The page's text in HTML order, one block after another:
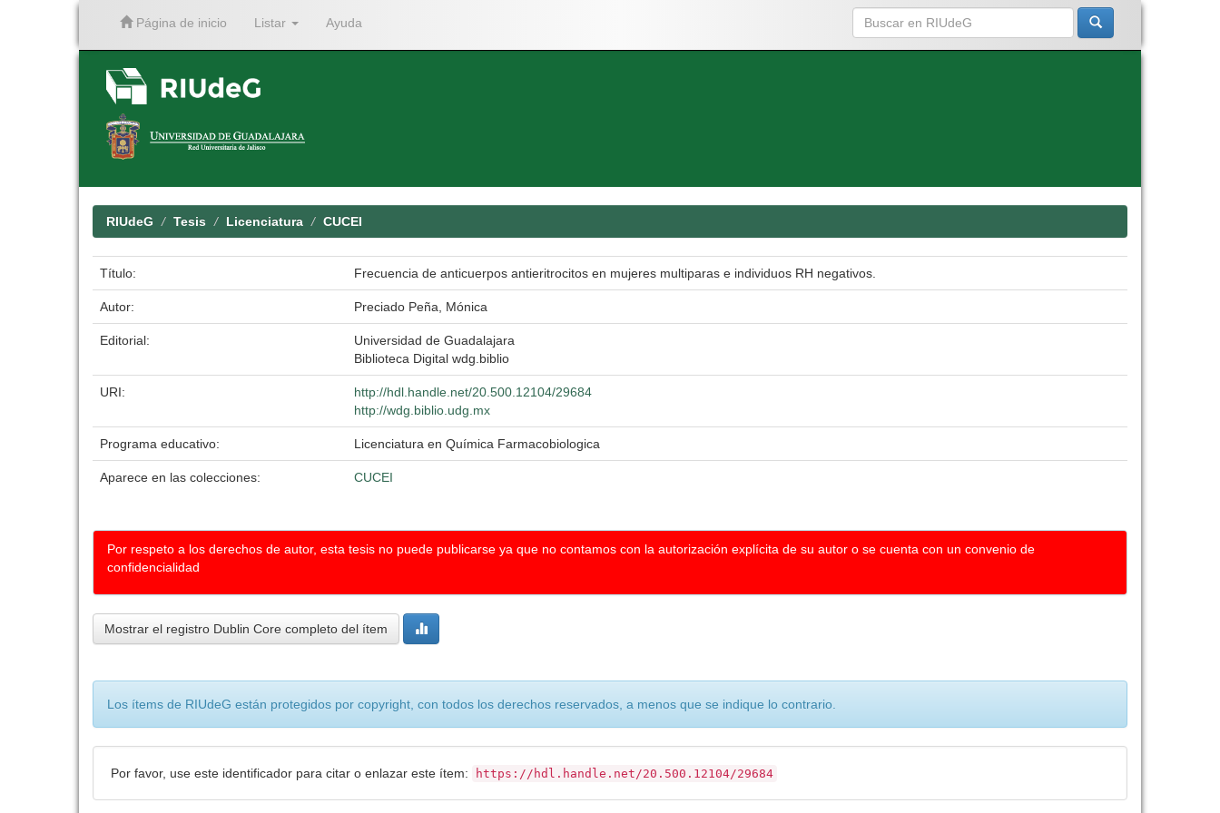
Página de inicio Listar Ayuda
RIUdeG Tesis Licenciatura CUCEI
Título: Frecuencia de anticuerpos antieritrocitos en mujeres multiparas e individuos RH negativos.
Autor: Preciado Peña, Mónica
Editorial:
Universidad de Guadalajara
Biblioteca Digital wdg.biblio
URI:
http://hdl.handle.net/20.500.12104/29684
http://wdg.biblio.udg.mx
Programa educativo: Licenciatura en Química Farmacobiologica
Aparece en las colecciones: CUCEI
Por respeto a los derechos de autor, esta tesis no puede publicarse ya que no contamos con la autorización explícita de su autor o se cuenta con un convenio de
confidencialidad
Mostrar el registro Dublin Core completo del ítem
Los ítems de RIUdeG están protegidos por copyright, con todos los derechos reservados, a menos que se indique lo contrario.
Por favor, use este identificador para citar o enlazar este ítem: https://hdl.handle.net/20.500.12104/29684